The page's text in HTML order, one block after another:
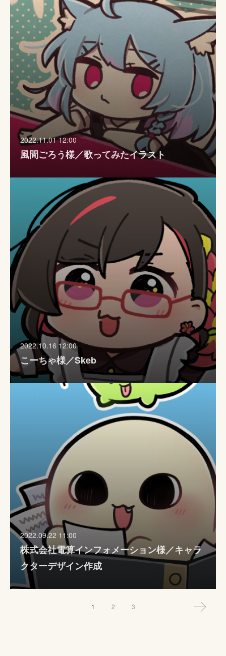
2022.11.01 12:00
風間ごろう様／歌ってみたイラスト
2022.10.16 12:00
こーちゃ様／Skeb
2022.09.22 11:00
株式会社電算インフォメーション様／キャラ
クターデザイン作成
1 2 3